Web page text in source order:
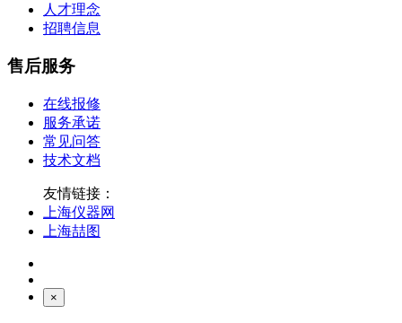
人才理念
招聘信息
售后服务
在线报修
服务承诺
常见问答
技术文档
友情链接：
上海仪器网
上海喆图
×